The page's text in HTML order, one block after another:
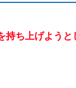
持ち上げよう